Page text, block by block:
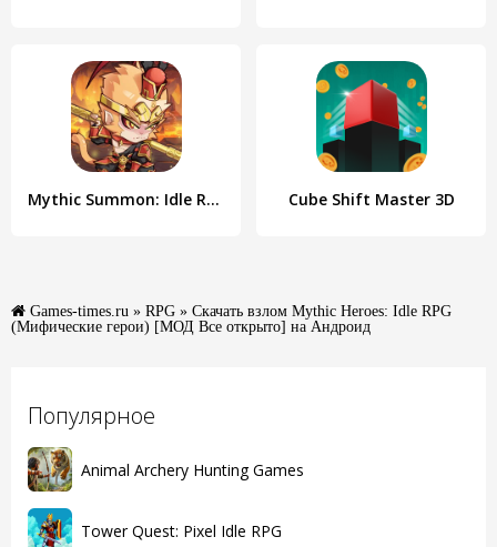
Популярное
Animal Archery Hunting Games
Tower Quest: Pixel Idle RPG
Mythic Summon: Idle RPG Cube Shift Master 3D
Games-times.ru » RPG » Скачать взлом Mythic Heroes: Idle RPG
(Мифические герои) [МОД Все открыто] на Андроид